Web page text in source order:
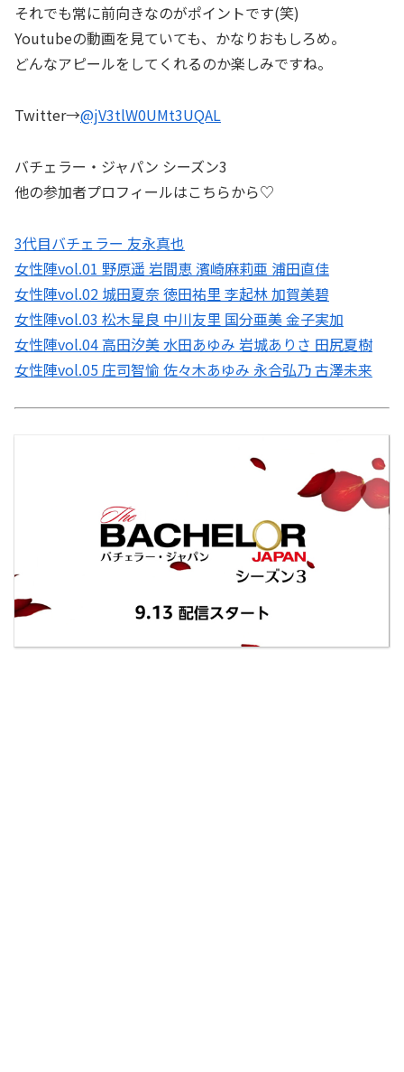
それでも常に前向きなのがポイントです(笑)
Youtubeの動画を見ていても、かなりおもしろめ。
どんなアピールをしてくれるのか楽しみですね。
Twitter→@jV3tlW0UMt3UQAL
バチェラー・ジャパン シーズン3
他の参加者プロフィールはこちらから♡
3代目バチェラー 友永真也
女性陣vol.01 野原遥 岩間恵 濱崎麻莉亜 浦田直佳
女性陣vol.02 城田夏奈 徳田祐里 李起林 加賀美碧
女性陣vol.03 松木星良 中川友里 国分亜美 金子実加
女性陣vol.04 高田汐美 水田あゆみ 岩城ありさ 田尻夏樹
女性陣vol.05 庄司智愉 佐々木あゆみ 永合弘乃 古澤未来